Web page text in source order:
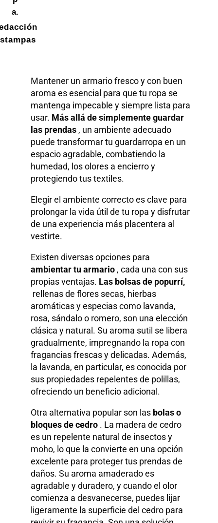
a.
Mantener un armario fresco y con buen
aroma es esencial para que tu ropa se
mantenga impecable y siempre lista para
usar. Más allá de simplemente guardar
las prendas , un ambiente adecuado
puede transformar tu guardarropa en un
espacio agradable, combatiendo la
humedad, los olores a encierro y
protegiendo tus textiles.
Elegir el ambiente correcto es clave para
prolongar la vida útil de tu ropa y disfrutar
de una experiencia más placentera al
vestirte.
Existen diversas opciones para
ambientar tu armario , cada una con sus
propias ventajas. Las bolsas de popurrí,
rellenas de flores secas, hierbas
aromáticas y especias como lavanda,
rosa, sándalo o romero, son una elección
clásica y natural. Su aroma sutil se libera
gradualmente, impregnando la ropa con
fragancias frescas y delicadas. Además,
la lavanda, en particular, es conocida por
sus propiedades repelentes de polillas,
ofreciendo un beneficio adicional.
Otra alternativa popular son las bolas o
bloques de cedro . La madera de cedro
es un repelente natural de insectos y
moho, lo que la convierte en una opción
excelente para proteger tus prendas de
daños. Su aroma amaderado es
agradable y duradero, y cuando el olor
comienza a desvanecerse, puedes lijar
ligeramente la superficie del cedro para